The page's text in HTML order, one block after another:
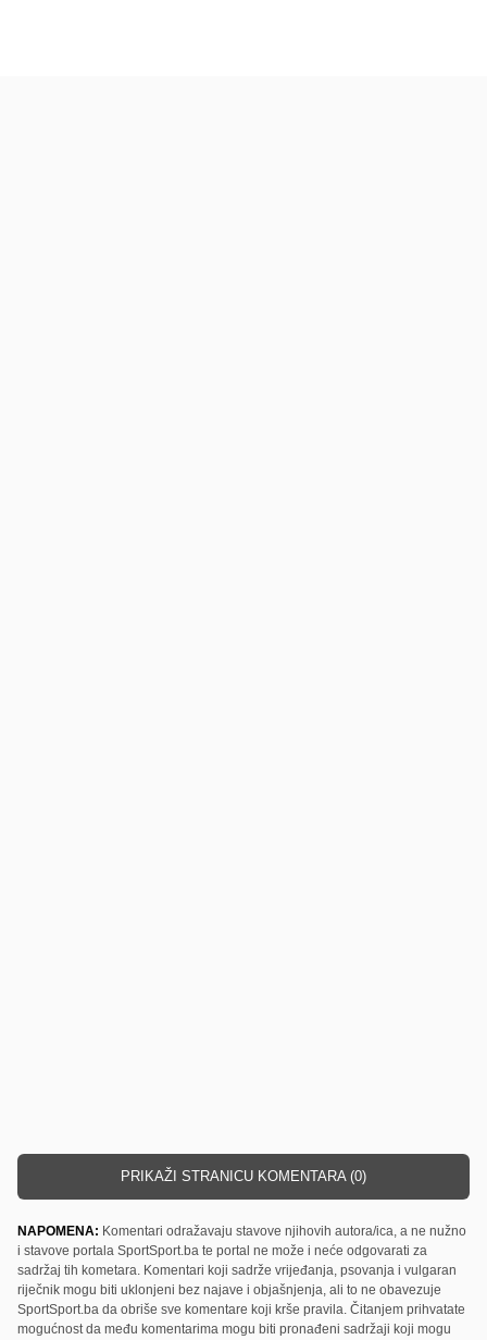
PRIKAŽI STRANICU KOMENTARA (0)
NAPOMENA: Komentari odražavaju stavove njihovih autora/ica, a ne nužno
i stavove portala SportSport.ba te portal ne može i neće odgovarati za
sadržaj tih kometara. Komentari koji sadrže vrijeđanja, psovanja i vulgaran
riječnik mogu biti uklonjeni bez najave i objašnjenja, ali to ne obavezuje
SportSport.ba da obriše sve komentare koji krše pravila. Čitanjem prihvatate
mogućnost da među komentarima mogu biti pronađeni sadržaji koji mogu